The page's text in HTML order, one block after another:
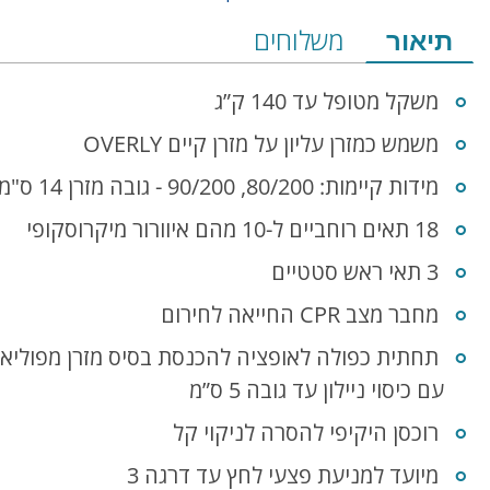
מידע
על
המוצר
הכולל
תיאור,
מפרט
ומשלוחים
תיאור משלוחים
משקל מטופל עד 140 ק”ג
משמש כמזרן עליון על מזרן קיים OVERLY
מידות קיימות: 80/200, 90/200 - גובה מזרן 14 ס"מ
18 תאים רוחביים ל-10 מהם איוורור מיקרוסקופי
3 תאי ראש סטטיים
מחבר מצב CPR החייאה לחירום
תחתית כפולה לאופציה להכנסת בסיס מזרן
עם כיסוי ניילון עד גובה 5 ס”מ
רוכסן היקיפי להסרה לניקוי קל
מיועד למניעת פצעי לחץ עד דרגה 3